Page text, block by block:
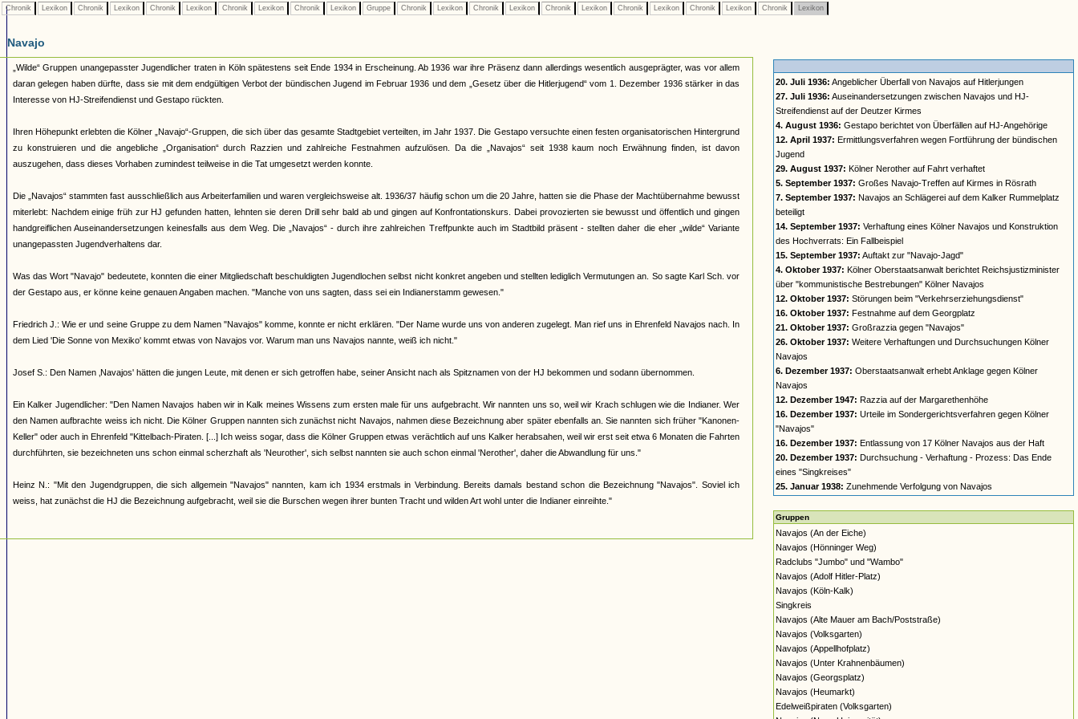
Chronik Lexikon Chronik Lexikon Chronik Lexikon Chronik Lexikon Chronik Lexikon Gruppe Chronik Lexikon Chronik Lexikon Chronik Lexikon Chronik Lexikon Chronik Lexikon Chronik Lexikon
Navajo
„Wilde“ Gruppen unangepasster Jugendlicher traten in Köln spätestens seit Ende 1934 in Erscheinung. Ab 1936 war ihre Präsenz dann allerdings wesentlich ausgeprägter, was vor allem
daran gelegen haben dürfte, dass sie mit dem endgültigen Verbot der bündischen Jugend im Februar 1936 und dem „Gesetz über die Hitlerjugend“ vom 1. Dezember 1936 stärker in das
Interesse von HJ-Streifendienst und Gestapo rückten.
Ihren Höhepunkt erlebten die Kölner „Navajo“-Gruppen, die sich über das gesamte Stadtgebiet verteilten, im Jahr 1937. Die Gestapo versuchte einen festen organisatorischen Hintergrund
zu konstruieren und die angebliche „Organisation“ durch Razzien und zahlreiche Festnahmen aufzulösen. Da die „Navajos“ seit 1938 kaum noch Erwähnung finden, ist davon
auszugehen, dass dieses Vorhaben zumindest teilweise in die Tat umgesetzt werden konnte.
Die „Navajos“ stammten fast ausschließlich aus Arbeiterfamilien und waren vergleichsweise alt. 1936/37 häufig schon um die 20 Jahre, hatten sie die Phase der Machtübernahme bewusst
miterlebt: Nachdem einige früh zur HJ gefunden hatten, lehnten sie deren Drill sehr bald ab und gingen auf Konfrontationskurs. Dabei provozierten sie bewusst und öffentlich und gingen
handgreiflichen Auseinandersetzungen keinesfalls aus dem Weg. Die „Navajos“ - durch ihre zahlreichen Treffpunkte auch im Stadtbild präsent - stellten daher die eher „wilde“ Variante
unangepassten Jugendverhaltens dar.
Was das Wort "Navajo" bedeutete, konnten die einer Mitgliedschaft beschuldigten Jugendlochen selbst nicht konkret angeben und stellten lediglich Vermutungen an. So sagte Karl Sch. vor
der Gestapo aus, er könne keine genauen Angaben machen. "Manche von uns sagten, dass sei ein Indianerstamm gewesen."
Friedrich J.: Wie er und seine Gruppe zu dem Namen "Navajos" komme, konnte er nicht erklären. "Der Name wurde uns von anderen zugelegt. Man rief uns in Ehrenfeld Navajos nach. In
dem Lied 'Die Sonne von Mexiko' kommt etwas von Navajos vor. Warum man uns Navajos nannte, weiß ich nicht."
Josef S.: Den Namen ‚Navajos' hätten die jungen Leute, mit denen er sich getroffen habe, seiner Ansicht nach als Spitznamen von der HJ bekommen und sodann übernommen.
Ein Kalker Jugendlicher: "Den Namen Navajos haben wir in Kalk meines Wissens zum ersten male für uns aufgebracht. Wir nannten uns so, weil wir Krach schlugen wie die Indianer. Wer
den Namen aufbrachte weiss ich nicht. Die Kölner Gruppen nannten sich zunächst nicht Navajos, nahmen diese Bezeichnung aber später ebenfalls an. Sie nannten sich früher "Kanonen-
Keller" oder auch in Ehrenfeld "Kittelbach-Piraten. [...] Ich weiss sogar, dass die Kölner Gruppen etwas verächtlich auf uns Kalker herabsahen, weil wir erst seit etwa 6 Monaten die Fahrten
durchführten, sie bezeichneten uns schon einmal scherzhaft als 'Neurother', sich selbst nannten sie auch schon einmal 'Nerother', daher die Abwandlung für uns."
Heinz N.: "Mit den Jugendgruppen, die sich allgemein "Navajos" nannten, kam ich 1934 erstmals in Verbindung. Bereits damals bestand schon die Bezeichnung "Navajos". Soviel ich
weiss, hat zunächst die HJ die Bezeichnung aufgebracht, weil sie die Burschen wegen ihrer bunten Tracht und wilden Art wohl unter die Indianer einreihte."
20. Juli 1936: Angeblicher Überfall von Navajos auf Hitlerjungen
27. Juli 1936: Auseinandersetzungen zwischen Navajos und HJ-
Streifendienst auf der Deutzer Kirmes
4. August 1936: Gestapo berichtet von Überfällen auf HJ-Angehörige
12. April 1937: Ermittlungsverfahren wegen Fortführung der bündischen
Jugend
29. August 1937: Kölner Nerother auf Fahrt verhaftet
5. September 1937: Großes Navajo-Treffen auf Kirmes in Rösrath
7. September 1937: Navajos an Schlägerei auf dem Kalker Rummelplatz
beteiligt
14. September 1937: Verhaftung eines Kölner Navajos und Konstruktion
des Hochverrats: Ein Fallbeispiel
15. September 1937: Auftakt zur "Navajo-Jagd"
4. Oktober 1937: Kölner Oberstaatsanwalt berichtet Reichsjustizminister
über "kommunistische Bestrebungen" Kölner Navajos
12. Oktober 1937: Störungen beim "Verkehrserziehungsdienst"
16. Oktober 1937: Festnahme auf dem Georgplatz
21. Oktober 1937: Großrazzia gegen "Navajos"
26. Oktober 1937: Weitere Verhaftungen und Durchsuchungen Kölner
Navajos
6. Dezember 1937: Oberstaatsanwalt erhebt Anklage gegen Kölner
Navajos
12. Dezember 1947: Razzia auf der Margarethenhöhe
16. Dezember 1937: Urteile im Sondergerichtsverfahren gegen Kölner
"Navajos"
16. Dezember 1937: Entlassung von 17 Kölner Navajos aus der Haft
20. Dezember 1937: Durchsuchung - Verhaftung - Prozess: Das Ende
eines "Singkreises"
25. Januar 1938: Zunehmende Verfolgung von Navajos
Gruppen
Navajos (An der Eiche)
Navajos (Hönninger Weg)
Radclubs "Jumbo" und "Wambo"
Navajos (Adolf Hitler-Platz)
Navajos (Köln-Kalk)
Singkreis
Navajos (Alte Mauer am Bach/Poststraße)
Navajos (Volksgarten)
Navajos (Appellhofplatz)
Navajos (Unter Krahnenbäumen)
Navajos (Georgsplatz)
Navajos (Heumarkt)
Edelweißpiraten (Volksgarten)